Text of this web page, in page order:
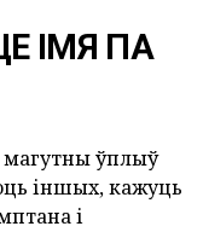
ІМЯ ПА
магутны ўплыў
іншых, кажуць
і